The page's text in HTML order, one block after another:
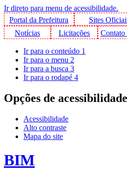
Ir direto para menu de acessibilidade.
Portal da Prefeitura
Sites
Notícias
Licitações Contato
Ir para o conteúdo 1
Ir para o menu 2
Ir para a busca 3
Ir para o rodapé 4
Opções de acessibilidade
Acessibilidade
Alto contraste
Mapa do site
BIM